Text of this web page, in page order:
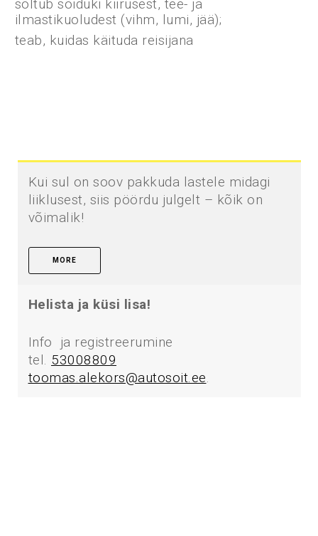
sõltub sõiduki kiirusest, tee- ja
ilmastikuoludest (vihm, lumi, jää);
teab, kuidas käituda reisijana
Kui sul on soov pakkuda lastele midagi
liiklusest, siis pöördu julgelt – kõik on
võimalik!
MORE
Helista ja küsi lisa!
Info ja registreerumine
tel. 53008809
toomas.alekors@autosoit.ee.